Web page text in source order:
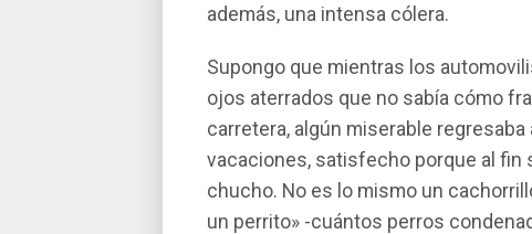
además, una intensa cólera.
Supongo que mientras los
ojos aterrados que no sabí­a cómo
carretera, algún miserable
vacaciones, satisfecho porque al fin
chucho. No es lo mismo un
un perrito» -cuántos perros